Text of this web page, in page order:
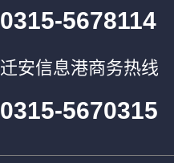
0315-5678114
迁安信息港商务热线
0315-5670315